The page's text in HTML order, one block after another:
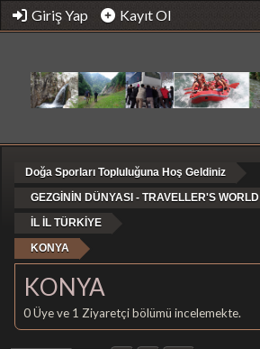
Giriş Yap Kayıt Ol
Doğa Sporları Topluluğuna Hoş Geldiniz
GEZGİNİN DÜNYASI - TRAVELLER'S WORLD
İL İL TÜRKİYE
KONYA
KONYA
0 Üye ve 1 Ziyaretçi bölümü incelemekte.